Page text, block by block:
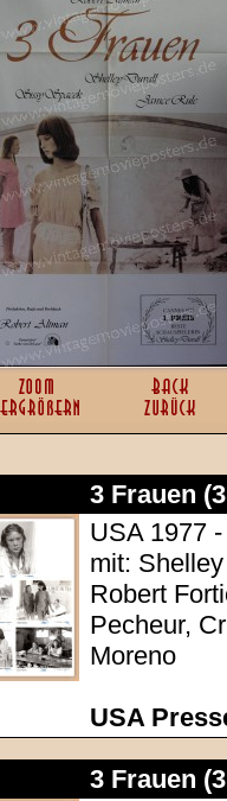
3 Frauen
USA 1977
mit:
Robert
Pecheur,
Moreno
USA
3 Frauen